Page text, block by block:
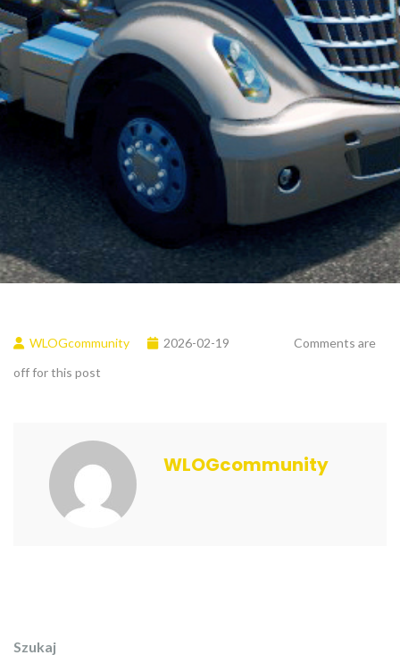
WLOGcommunity 2026-02-19
Comments are
off for this post
WLOGcommunity
Szukaj